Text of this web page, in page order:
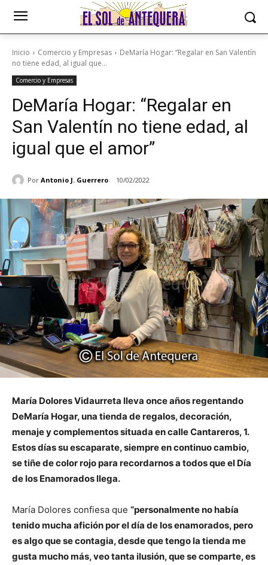
Inicio Comercio y Empresas
DeMaría Hogar: “Regalar en San Valentín
no tiene edad, al igual que...
Comercio y Empresas
DeMaría Hogar: “Regalar en
San Valentín no tiene edad, al
igual que el amor”
Por Antonio J. Guerrero 10/02/2022
María Dolores Vidaurreta lleva once años regentando
DeMaría Hogar, una tienda de regalos, decoración,
menaje y complementos situada en calle Cantareros, 1.
Estos días su escaparate, siempre en continuo cambio,
se tiñe de color rojo para recordarnos a todos que el Día
de los Enamorados llega.
María Dolores confiesa que “personalmente no había
tenido mucha afición por el día de los enamorados, pero
es algo que se contagia, desde que tengo la tienda me
gusta mucho más, veo tanta ilusión, que se comparte, es